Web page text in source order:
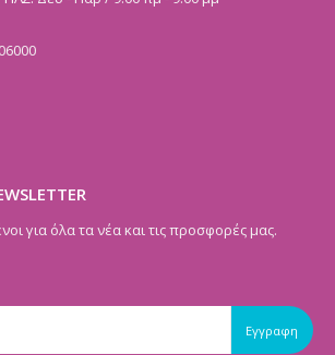
για όλα τα νέα και τις προσφορές μας.